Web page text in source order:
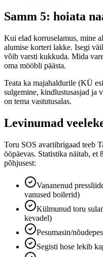
Samm 5: hoiata
Kui elad korruselamus, mine
alumise korteri lakke. Isegi
võib varsti kukkuda. Mida
oma mööbli päästa.
Teata ka majahaldurile (KÜ
sulgemine, kindlustusasjad ja
on tema vastutusalas.
Levinumad
Toru SOS avariibrigaad teeb
ööpäevas. Statistika näitab, et
põhjusest:
Vananenud
vanused boilerid)
Külmunud toru
kevadel)
Pesumasin/
Segisti hose lekib